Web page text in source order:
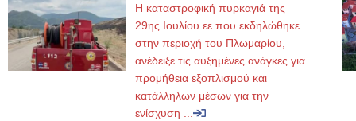
Η καταστροφική πυρκαγιά της
29ης Ιουλίου εε που εκδηλώθηκε
στην περιοχή του Πλωμαρίου,
ανέδειξε τις αυξημένες ανάγκες για
προμήθεια εξοπλισμού και
κατάλληλων μέσων για την
ενίσχυση ...